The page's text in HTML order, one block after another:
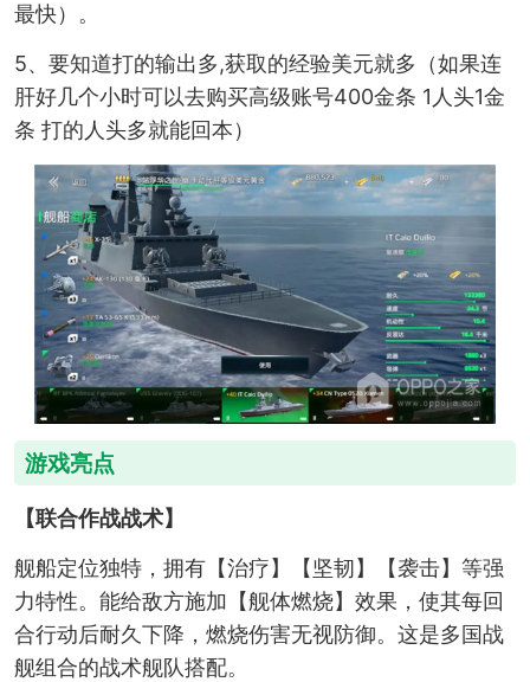
最快）。
5、要知道打的输出多,获取的经验美元就多（如果连
肝好几个小时可以去购买高级账号400金条 1人头1金
条 打的人头多就能回本）
游戏亮点
【联合作战战术】
舰船定位独特，拥有【治疗】【坚韧】【袭击】等强
力特性。能给敌方施加【舰体燃烧】效果，使其每回
合行动后耐久下降，燃烧伤害无视防御。这是多国战
舰组合的战术舰队搭配。